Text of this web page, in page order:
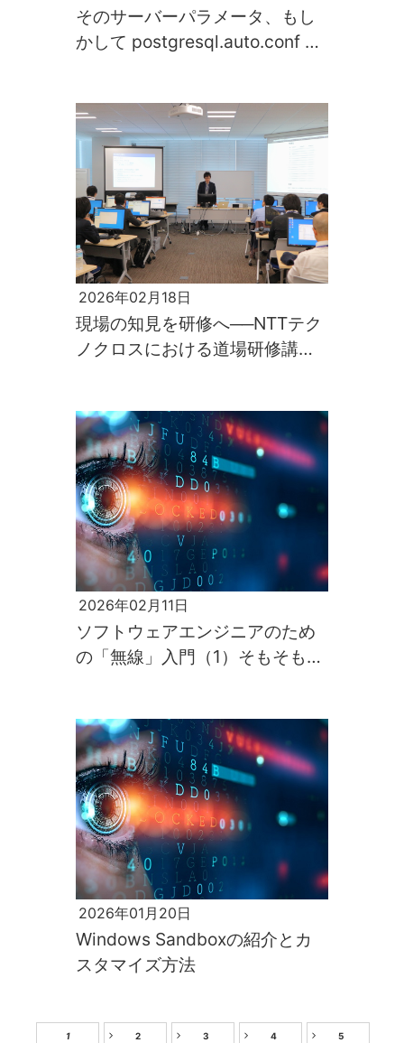
そのサーバーパラメータ、もし
かして postgresql.auto.conf で
2026年02月18日
現場の知見を研修へ──NTTテク
ノクロスにおける道場研修講師
2026年02月11日
ソフトウェアエンジニアのため
の「無線」入門（1）そもそも電
2026年01月20日
Windows Sandboxの紹介とカ
スタマイズ方法
1 2 3 4 5